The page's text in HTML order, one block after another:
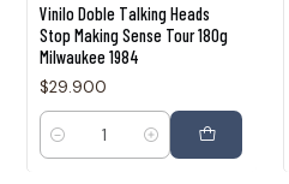
Vinilo Doble Talking Heads
Stop Making Sense Tour 180g
Milwaukee 1984
$29.900
Cantidad